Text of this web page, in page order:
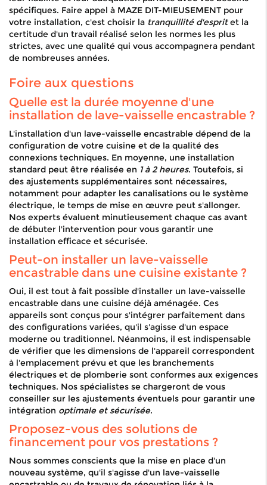
spécifiques. Faire appel à MAZE DIT-MIEUSEMENT pour
votre installation, c'est choisir la tranquillité d'espritet la
certitude d'un travail réalisé selon les normes les plus
strictes, avec une qualité qui vous accompagnera pendant
de nombreuses années.
Foire aux questions
Quelle est la durée moyenne d'une
installation de lave-vaisselle encastrable ?
L'installation d'un lave-vaisselle encastrable dépend de la
configuration de votre cuisine et de la qualité des
connexions techniques. En moyenne, une installation
standard peut être réalisée en 1 à 2 heures. Toutefois, si
des ajustements supplémentaires sont nécessaires,
notamment pour adapter les canalisations ou le système
électrique, le temps de mise en œuvre peut s'allonger.
Nos experts évaluent minutieusement chaque cas avant
de débuter l'intervention pour vous garantir une
installation efficace et sécurisée.
Peut-on installer un lave-vaisselle
encastrable dans une cuisine existante ?
Oui, il est tout à fait possible d'installer un lave-vaisselle
encastrable dans une cuisine déjà aménagée. Ces
appareils sont conçus pour s'intégrer parfaitement dans
des configurations variées, qu'il s'agisse d'un espace
moderne ou traditionnel. Néanmoins, il est indispensable
de vérifier que les dimensions de l'appareil correspondent
à l'emplacement prévu et que les branchements
électriques et de plomberie sont conformes aux exigences
techniques. Nos spécialistes se chargeront de vous
conseiller sur les ajustements éventuels pour garantir une
intégration optimale et sécurisée.
Proposez-vous des solutions de
financement pour vos prestations ?
Nous sommes conscients que la mise en place d'un
nouveau système, qu'il s'agisse d'un lave-vaisselle